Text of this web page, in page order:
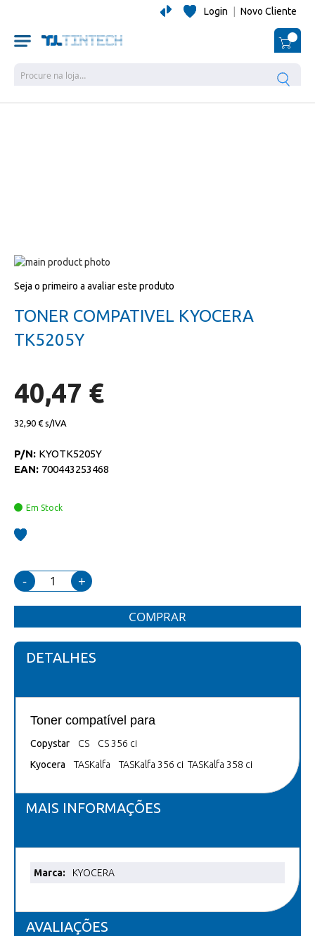
Login Novo Cliente
O
Salte
o
galeria
de
para
início
da
galeria
Seja o primeiro a avaliar este produto
TONER COMPATIVEL KYOCERA
TK5205Y
40,47 €
32,90 €
P/N: KYOTK5205Y
EAN: 700443253468
Em Stock
- +
COMPRAR
DETALHES
Toner compatível para
Copystar
CS CS 356 ci
Kyocera
TASKalfa TASKalfa 356 ci TASKalfa 358 ci
MAIS INFORMAÇÕES
Mais
KYOCERA
AVALIAÇÕES